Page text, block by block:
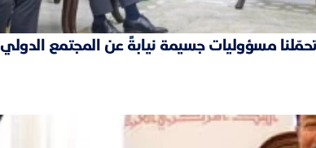
مسؤوليات جسيمة نيابةً عن المجتمع الدولي